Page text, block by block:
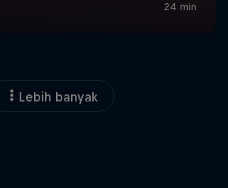
Lebih banyak